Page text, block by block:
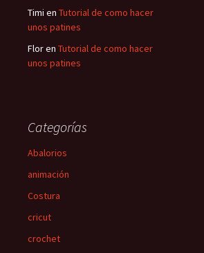
Timi en Tutorial de como hacer
unos patines
Floren Tutorial de como hacer
unos patines
Categorías
Abalorios
animación
Costura
cricut
crochet